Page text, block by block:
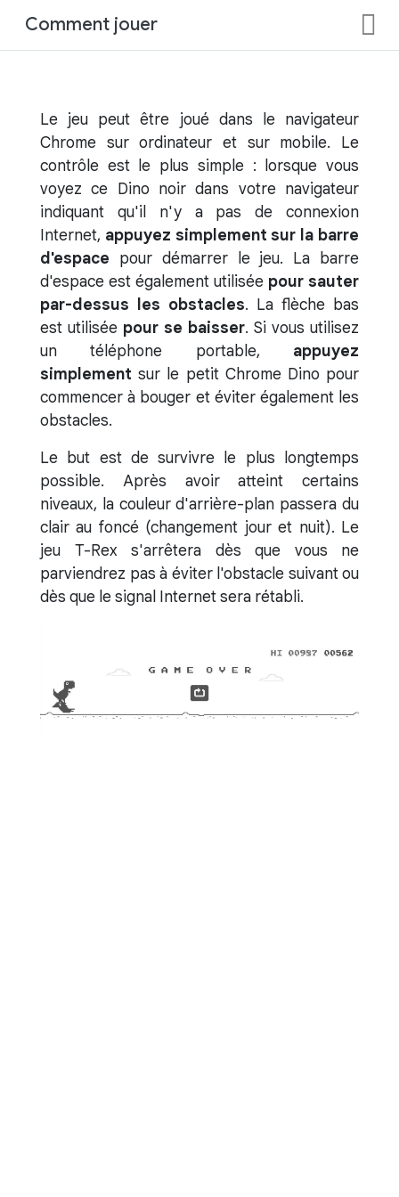
Comment jouer
Le jeu peut être joué dans le navigateur
Chrome sur ordinateur et sur mobile. Le
contrôle est le plus simple : lorsque vous
voyez ce Dino noir dans votre navigateur
indiquant qu'il n'y a pas de connexion
Internet, appuyez simplement sur la barre
d'espace pour démarrer le jeu. La barre
d'espace est également utilisée pour sauter
par-dessus les obstacles. La flèche bas
est utilisée pour se baisser. Si vous utilisez
un téléphone portable, appuyez
simplement sur le petit Chrome Dino pour
commencer à bouger et éviter également les
obstacles.
Le but est de survivre le plus longtemps
possible. Après avoir atteint certains
niveaux, la couleur d'arrière-plan passera du
clair au foncé (changement jour et nuit). Le
jeu T-Rex s'arrêtera dès que vous ne
parviendrez pas à éviter l'obstacle suivant ou
dès que le signal Internet sera rétabli.